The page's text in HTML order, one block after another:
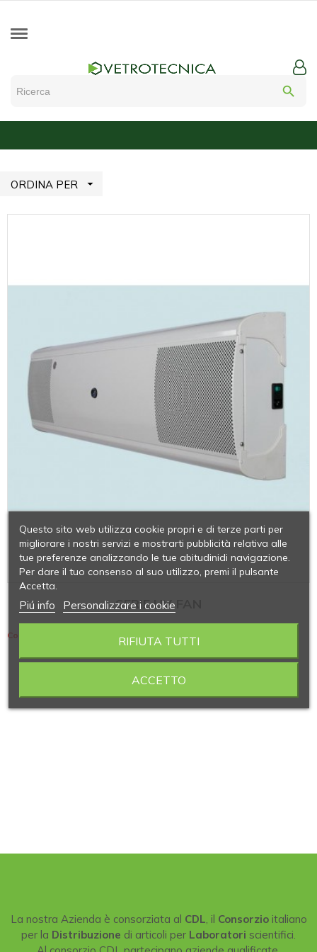
search
ORDINA PER 
SERIE UV-FAN
Contiene 2 articoli
La nostra Azienda è consorziata al CDL , il Consorzioitaliano
per la Distribuzione di articoli per Laboratori scientifici.
Questo sito web utilizza cookie propri e di terze parti per
migliorare i nostri servizi e mostrarti pubblicità relativa alle
tue preferenze analizzando le tue abitudinidi navigazione.
Per dare il tuo consenso al suo utilizzo, premi il pulsante
Accetta.
Piú info Personalizzare i cookie
RIFIUTA TUTTI
ACCETTO